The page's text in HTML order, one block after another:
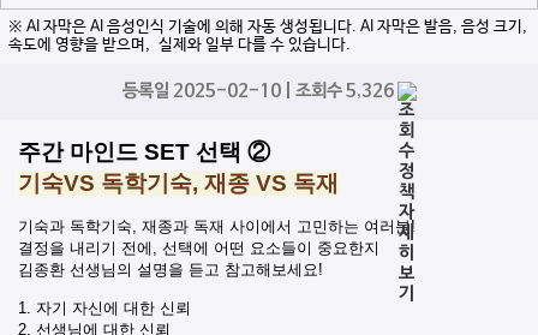
※ AI 자막은 AI 음성인식 기술에 의해 자동 생성됩니다. AI 자막은 발음, 음성 크기,
속도에 영향을 받으며, 실제와 일부 다를 수 있습니다.
등록일 2025-02-10 | 조회수 5,326
주간 마인드 SET 선택 ②
기숙VS 독학기숙, 재종 VS 독재
기숙과 독학기숙, 재종과 독재 사이에서 고민하는 여러분!
결정을 내리기 전에, 선택에 어떤 요소들이 중요한지
김종환 선생님의 설명을 듣고 참고해보세요!
1. 자기 자신에 대한 신뢰
2. 선생님에 대한 신뢰